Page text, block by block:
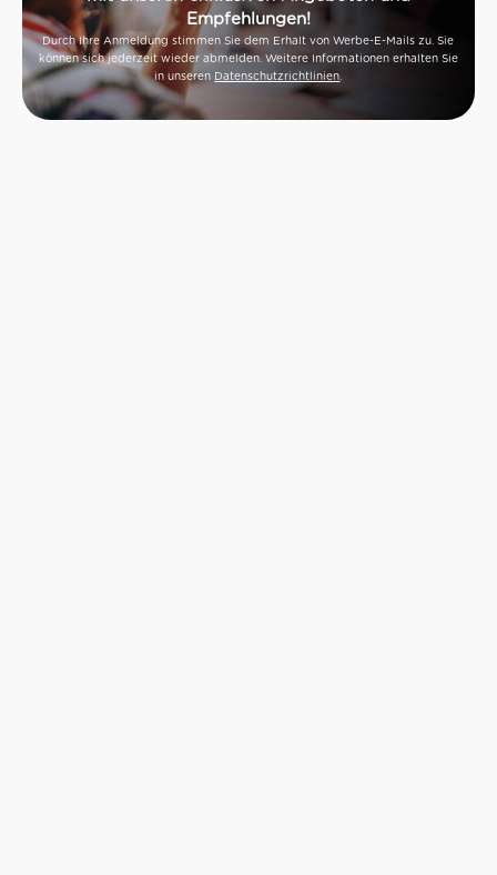
Empfehlungen!
Durch Ihre Anmeldung stimmen Sie dem Erhalt von Werbe-E-Mails zu. Sie
können sich jederzeit wieder abmelden. Weitere Informationen erhalten Sie
in unseren Datenschutzrichtlinien